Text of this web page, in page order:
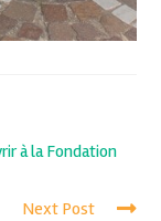
à la Fondation
Next Post